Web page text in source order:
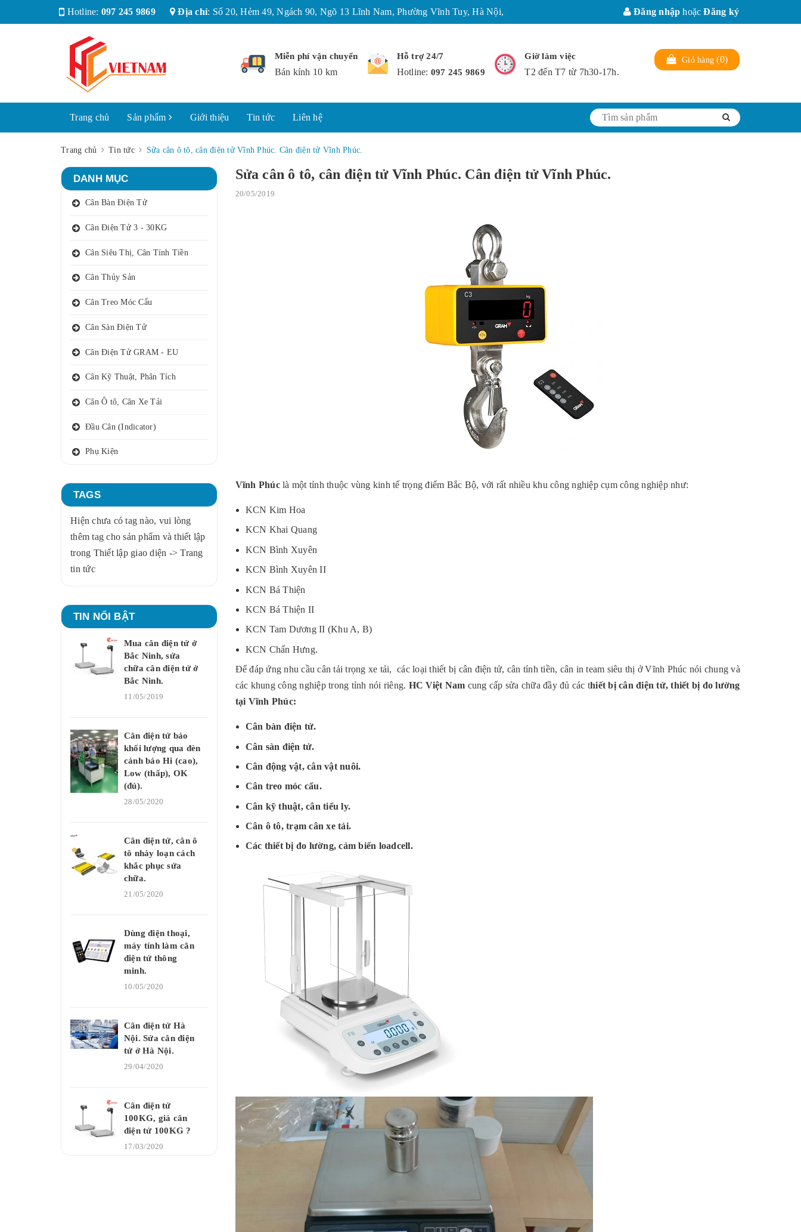
Hotline: 097 245 9869 Địa chỉ: Số 20, Hẻm 49, Ngách 90, Ngõ 13 Lĩnh Nam, Phường Vĩnh Tuy, Hà Nội, Đăng nhập hoặc Đăng ký
Miễn phí vận chuyển
Bán kính 10 km
Hỗ trợ 24/7
Hotline: 097 245 9869
Giờ làm việc
T2 đến T7 từ 7h30-17h.
Giỏ hàng (0)
Trang chủ Sản phẩm Giới thiệu Tin tức Liên hệ
Trang chủ Tin tức Sửa cân ô tô, cân điện tử Vĩnh Phúc. Cân điện tử Vĩnh Phúc.
Sửa cân ô tô, cân điện tử Vĩnh Phúc. Cân điện tử Vĩnh Phúc.
20/05/2019
Vĩnh Phúclà một tỉnh thuộc vùng kinh tế trọng điểm Bắc Bộ, với rất nhiều khu công nghiệp cụm công nghiệp như:
KCN Kim Hoa
KCN Khai Quang
KCN Bình Xuyên
KCN Bình Xuyên II
KCN Bá Thiện
KCN Bá Thiện II
KCN Tam Dương II (Khu A, B)
KCN Chấn Hưng.
Để đáp ứng nhu cầu cân tải trọng xe tải, các loại thiết bị cân điện tử, cân tính tiền, cân in team siêu thị ở Vĩnh Phúc nói chung và
các khung công nghiệp trong tỉnh nói riêng. HC Việt Nam cung cấp sửa chữa đầy đủ các thiết bị cân điện tử, thiết bị đo lường
tại Vĩnh Phúc:
Cân bàn điện tử.
Cân sàn điện tử.
Cân động vật, cân vật nuôi.
Cân treo móc cẩu.
Cân kỹ thuật, cân tiểu ly.
Cân ô tô, trạm cân xe tải.
Các thiết bị đo lường, cảm biến loadcell.
DANH MỤC
Cân Bàn Điện Tử
Cân Điện Tử 3 - 30KG
Cân Siêu Thị, Cân Tính Tiền
Cân Thủy Sản
Cân Treo Móc Cẩu
Cân Sàn Điện Tử
Cân Điện Tử GRAM - EU
Cân Kỹ Thuật, Phân Tích
Cân Ô tô, Cân Xe Tải
Đầu Cân (Indicator)
Phụ Kiện
TAGS
Hiện chưa có tag nào, vui lòng
thêm tag cho sản phẩm và thiết lập
trong Thiết lập giao diện -> Trang
tin tức
TIN NỔI BẬT
Mua cân điện tử ở
Bắc Ninh, sửa
chữa cân điện tử ở
Bắc Ninh.
11/05/2019
Cân điện tử báo
khối lượng qua đèn
cảnh báo Hi (cao),
Low (thấp), OK
(đủ).
28/05/2020
Cân điện tử, cân ô
tô nhảy loạn cách
khắc phục sửa
chữa.
21/05/2020
Dùng điện thoại,
máy tính làm cân
điện tử thông
minh.
10/05/2020
Cân điện tử Hà
Nội. Sửa cân điện
tử ở Hà Nội.
29/04/2020
Cân điện tử
100KG, giá cân
điện tử 100KG ?
17/03/2020